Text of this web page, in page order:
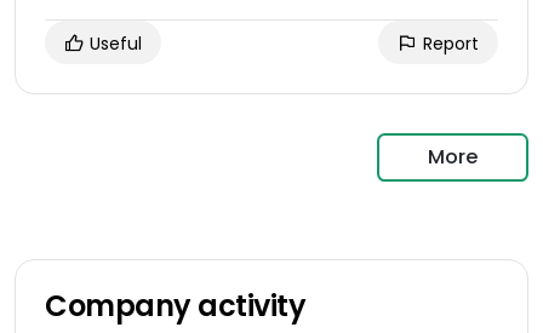
Useful Report
More
Company activity